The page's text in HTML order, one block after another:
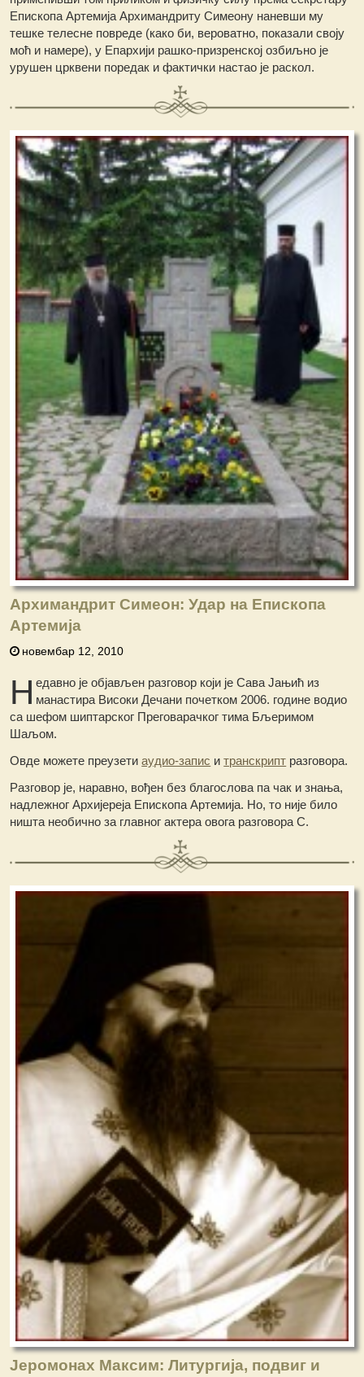
Епископа Артемија Архимандриту Симеону наневши му
тешке телесне повреде (како би, вероватно, показали своју
моћ и намере), у Епархији рашко-призренској озбиљно је
урушен црквени поредак и фактички настао је раскол.
Архимандрит Симеон: Удар на Епископа
Артемија
новембар 12, 2010
Н едавно је објављен разговор који је Сава Јањић из
манастира Високи Дечани почетком 2006. године водио
са шефом шиптарског Преговарачког тима Бљеримом
Шаљом.
Овде можете преузетиаудио-запис итранскрипт разговора.
Разговор је, наравно, вођен без благослова па чак и знања,
надлежног Архијереја Епископа Артемија. Но, то није било
ништа необично за главног актера овога разговора С.
Јеромонах Максим: Литургија, подвиг и